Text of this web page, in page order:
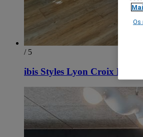
/ 5
ibis Styles Lyon Croix Rousse
Os